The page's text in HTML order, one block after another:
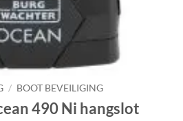
/ BOOT BEVEILIGING
490 Ni hangslot